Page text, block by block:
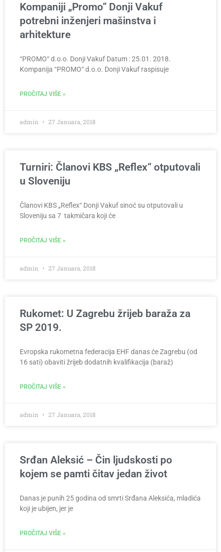
Kompaniji „Promo“ Donji Vakuf
potrebni inženjeri mašinstva i
arhitekture
“PROMO“ d.o.o. Donji Vakuf Datum : 25.01. 2018.
Kompanija “PROMO“ d.o.o. Donji Vakuf raspisuje
PROČITAJ VIŠE »
admin 27 Januara, 2018
Turniri: Članovi KBS „Reflex“ otputovali
u Sloveniju
Članovi KBS „Reflex“ Donji Vakuf sinoć su otputovali u
Sloveniju sa 7 takmičara koji će
PROČITAJ VIŠE »
admin 27 Januara, 2018
Rukomet: U Zagrebu žrijeb baraža za
SP 2019.
Evropska rukometna federacija EHF danas će Zagrebu (od
16 sati) obaviti žrijeb dodatnih kvalifikacija (baraž)
PROČITAJ VIŠE »
admin 27 Januara, 2018
Srđan Aleksić – Čin ljudskosti po
kojem se pamti čitav jedan život
Danas je punih 25 godina od smrti Srđana Aleksića, mladića
koji je ubijen, jer je
PROČITAJ VIŠE »